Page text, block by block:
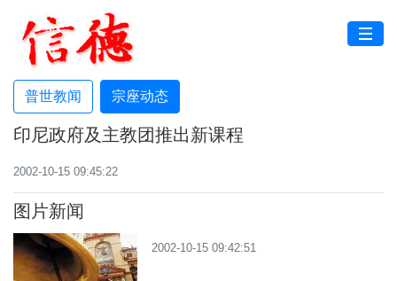
普世教闻 宗座动态
印尼政府及主教团推出新课程
2002-10-15 09:45:22
图片新闻
2002-10-15 09:42:51